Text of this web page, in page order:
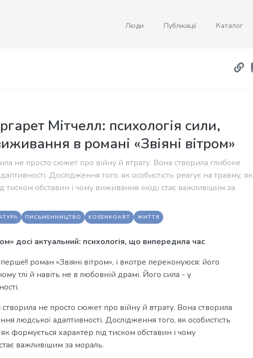
Люди Публікації Каталог
Мітчелл: психологія сили,
в романі «Звіяні вітром»
не просто сюжет про війну й втрату. Вона створила глибоке
Дослідження того, як особистість реагує на травму, як
тиском обставин і чому виживання іноді стає важливішим за
ПИСЬМЕННИЦТВО KOSENKOART ЖИТТЯ
досі актуальний: психологія, що випередила час
роман «Звіяні вітром», і вкотре переконуюся: його
тлі й навіть не в любовній драмі. Його сила - у
не просто сюжет про війну й втрату. Вона створила
людської адаптивності. Дослідження того, як особистість
формується характер під тиском обставин і чому
важливішим за мораль.